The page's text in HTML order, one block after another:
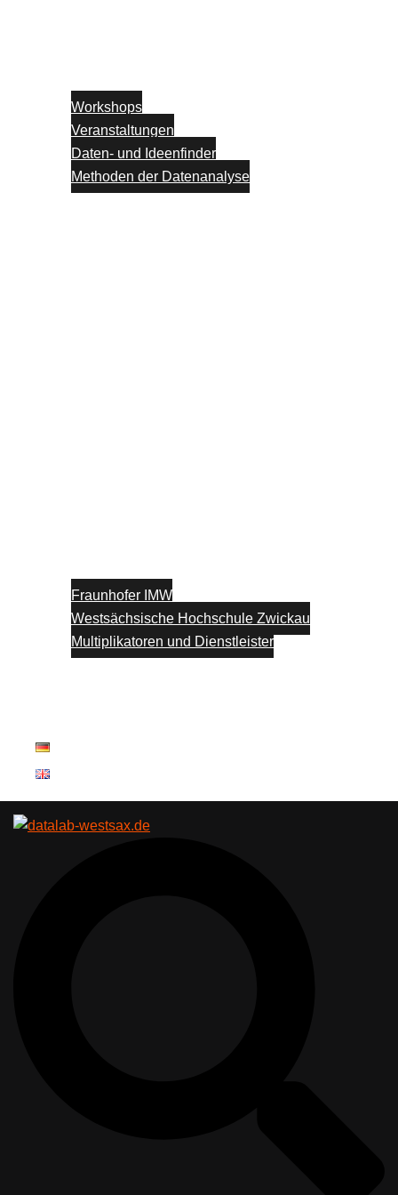
Workshops
Veranstaltungen
Daten- und Ideenfinder
Methoden der Datenanalyse
Fraunhofer IMW
Westsächsische Hochschule Zwickau
Multiplikatoren und Dienstleister